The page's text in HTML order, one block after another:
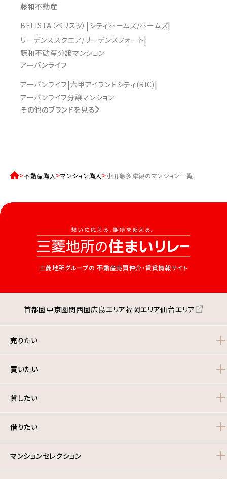
藤和不動産
BELISTA（ベリスタ） シティホームズ/ホームズ
リーデンススクエア/リーデンスフォート
藤和不動産分譲マンション
アーバンライフ
アーバンライフ 六甲アイランドシティ(RIC)
アーバンライフ分譲マンション
その他のブランドを見る
不動産購入 マンション購入 小田急多摩線のマンション一覧
三菱地所グループの 不動産売買仲介・賃貸情報サイト
首都圏中京圏関西圏広島エリア福岡エリア仙台エリア
売りたい
買いたい
貸したい
借りたい
マンションセレクション